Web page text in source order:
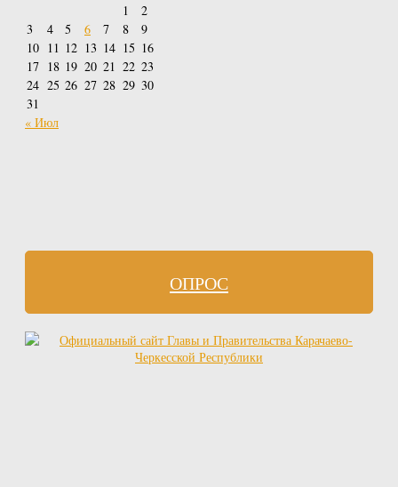
1
2
3
4 5 6 7 8
9
10 11 12 13 14 15 16
17 18 19 20 21 22 23
24 25 26 27 28 29 30
31
« Июл
ОПРОС